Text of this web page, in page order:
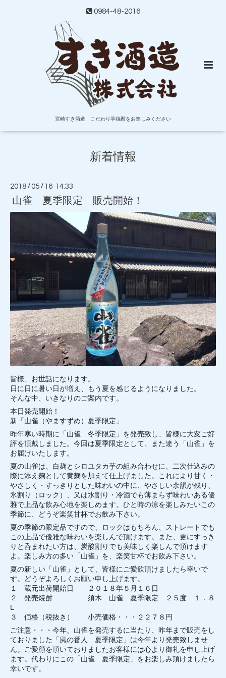
0984-48-2016
宮崎すき酒造 こだわり芋焼酎をお楽しみください
新着情報
2018 /05 / 16 14:33
山雀 夏季限定 販売開始！
皆様、お世話になります。
日に日に暑い日が増え、もう夏を感じるようになりました。
そんな中、いきなりのご案内です。
本日発売開始！
新「山雀（やますずめ）夏季限定」
昨年寒い時期に「山雀 冬季限定」を発売致し、皆様に大変ご好
評を頂戴しました。今回は夏季限定として、また違う「山雀」を
お届けいたします。
夏の山雀は、白麹とシロユタカ芋の組み合わせに、二次仕込みの
際に添え麹として黄麹を加えて仕上げました。これにより甘く・
やさしく・すっきりとした味わいの中に、やさしい余韻が残り、
氷割り（ロック）、又は水割り・冷酒でも薄まらず味わいある優
雅で上品な飲み心地を楽しめます。ひと時の涼を楽しみたいこの
季節に、どうぞ楽笑甘杯でお飲み下さい。
夏の季節の限定品ですので、ロックはもちろん、ストレートでも
この上品で優雅な味わいを楽しんで頂けます。また、更にすっき
りと呑まれたい方は、炭酸割りでも美味しく楽しんで頂けます
よ。楽しみ方の多い「山雀」を、楽笑甘杯でお飲み下さい。
夏の新しい「山雀」として、皆様にご愛飲頂けましたら幸いで
す。どうぞよろしくお願い申し上げます。
１ 蔵元出荷開始日 ２０１８年５月１６日
２ 発売焼酎 須木 山雀 夏季限定 ２５度 １．８
L
３ 価格（税抜き） 小売価格・・・２２７８円
ご注意・・・今年、山雀を発売するに当たり、昨年まで販売をし
ておりました「風の番人 夏季限定」は今年より発売致しませ
ん。ご愛顧を頂いておりましたお客様には心より御礼を申し上げ
ます。代わりにこの「山雀 夏季限定」をお楽しみ頂けましたら
幸いです。